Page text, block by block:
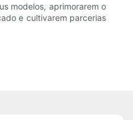
modelos, aprimorarem o
e cultivarem parcerias